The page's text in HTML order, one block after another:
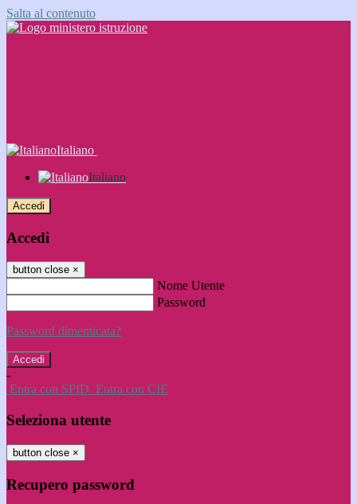
Salta al contenuto
Italiano
Italiano
Accedi
Accedi
button close ×
Nome Utente
Password
Password dimenticata?
-
Entra con SPID Entra con CIE
Seleziona utente
button close ×
Recupero password